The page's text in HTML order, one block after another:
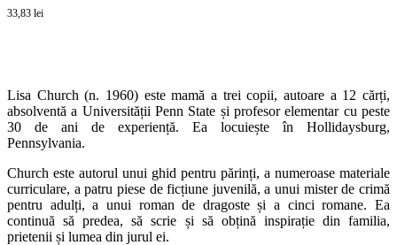
33,83 lei
Lisa Church (n. 1960) este mamă a trei copii, autoare a 12 cărți,
absolventă a Universității Penn State și profesor elementar cu peste
30 de ani de experiență. Ea locuiește în Hollidaysburg,
Pennsylvania.
Church este autorul unui ghid pentru părinți, a numeroase materiale
curriculare, a patru piese de ficțiune juvenilă, a unui mister de crimă
pentru adulți, a unui roman de dragoste și a cinci romane. Ea
continuă să predea, să scrie și să obțină inspirație din familia,
prietenii și lumea din jurul ei.